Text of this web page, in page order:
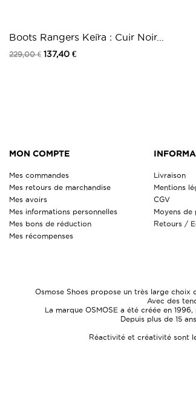
Boots Rangers Keïra : Cuir Noir...
229,00 € 137,40 €
MON COMPTE
Mes commandes
Mes retours de marchandise
Mes avoirs
Mes informations personnelles
Mes bons de réduction
Mes récompenses
Livraison
Mentions
CGV
Moyens de
Retours /
Osmose Shoes propose un très large choix
Avec des
La marque OSMOSE a été créée en
Depuis plus de 15
Réactivité et créativité sont